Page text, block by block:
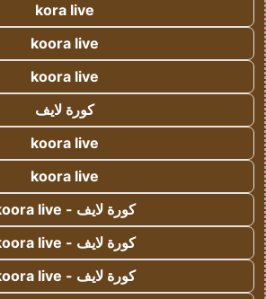
kora live
koora live
koora live
كورة لايف
koora live
koora live
كورة لايف - koora live
كورة لايف - koora live
كورة لايف - koora live